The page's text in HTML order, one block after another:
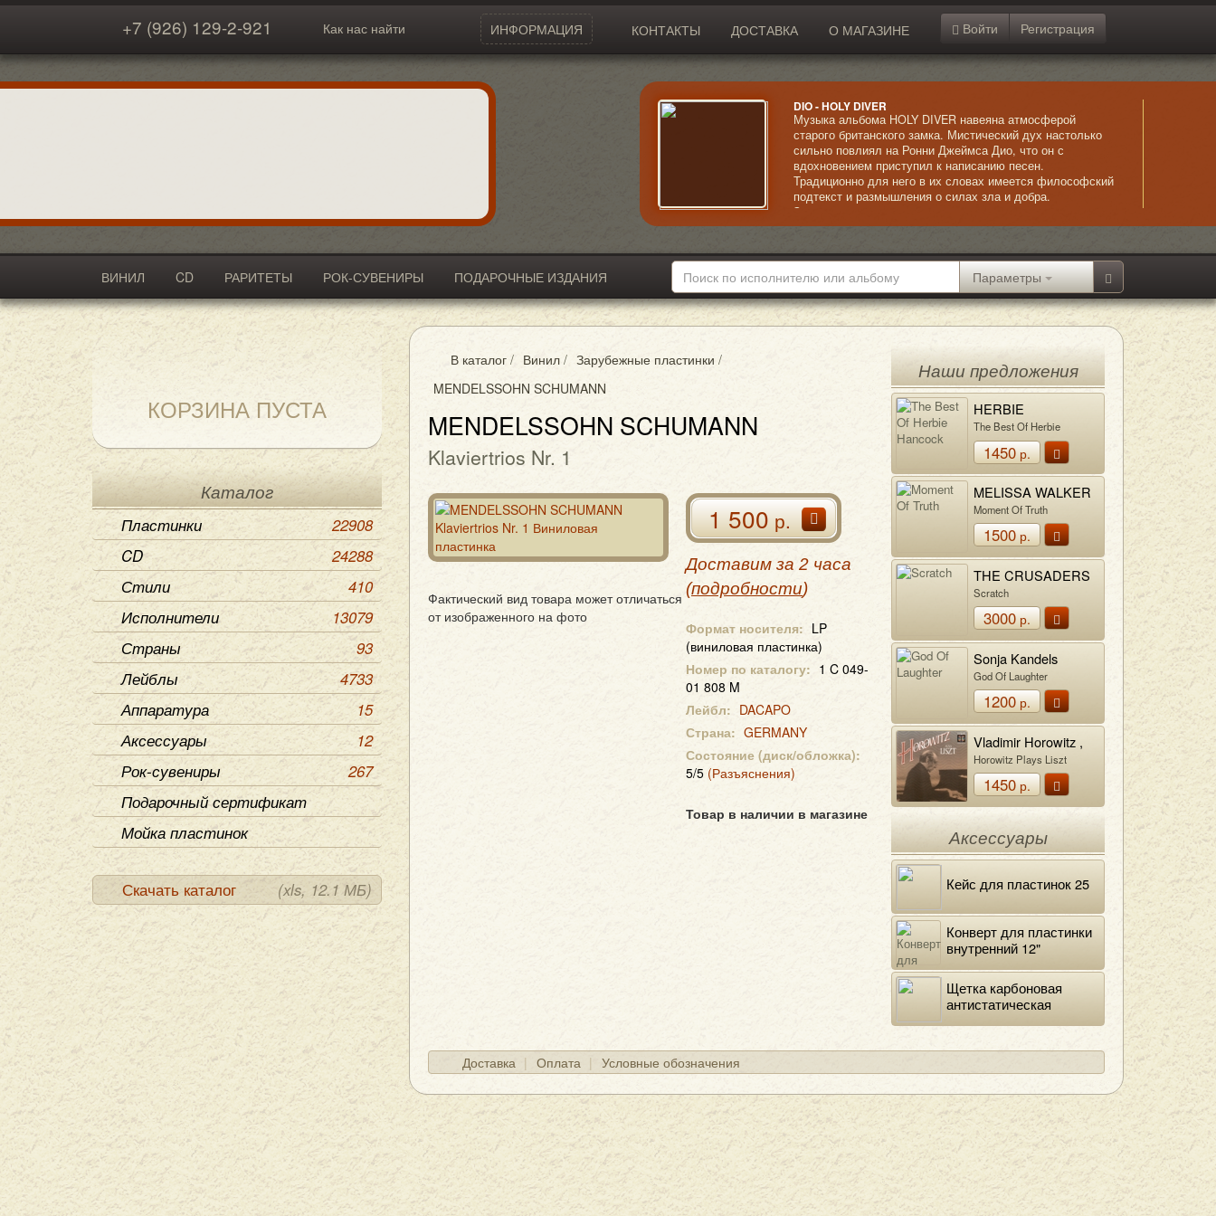
+7 (926) 129-2-921 Как нас найти ИНФОРМАЦИЯ КОНТАКТЫ ДОСТАВКА О МАГАЗИНЕ Войти Регистрация
DIO - HOLY DIVER
Музыка альбома HOLY DIVER навеяна атмосферой
старого британского замка. Мистический дух настолько
сильно повлиял на Ронни Джеймса Дио, что он с
вдохновением приступил к написанию песен.
Традиционно для него в их словах имеется философский
подтекст и размышления о силах зла и добра.
Загадочные вступления резко обрываются жестким
ритмом гитары и четким и мощным вокалом Дио. Альбом
продемонстрировав слушателем замечательное
сочетание мелодичности и жесткого металла.
ВИНИЛ CD РАРИТЕТЫ РОК-СУВЕНИРЫ
ПОДАРОЧНЫЕ ИЗДАНИЯ
АКСЕССУАРЫ
Параметры
КОРЗИНА ПУСТА
Каталог
Пластинки
22908
CD
24288
Стили
410
Исполнители
13079
Страны
93
Лейблы
4733
Аппаратура
15
Аксессуары
12
Рок-сувениры
267
Подарочный сертификат
Мойка пластинок
Скачать каталог (xls, 12.1 МБ)
В каталог / Винил / Зарубежные пластинки /
MENDELSSOHN SCHUMANN
MENDELSSOHN SCHUMANN
Klaviertrios Nr. 1
Фактический вид товара может отличаться
от изображенного на фото
1 500р.
Доставим за 2 часа
(подробности)
Формат носителя: LP
(виниловая пластинка)
Номер по каталогу: 1 C 049-
01 808 M
Лейбл: DACAPO
Страна: GERMANY
Состояние (диск/обложка):
5/5 (Разъяснения)
Товар в наличии в магазине
Наши предложения
HERBIE
HANCOCK
The Best Of Herbie
Hancock
1450р.
MELISSA WALKER
Moment Of Truth
1500р.
THE CRUSADERS
Scratch
3000р.
Sonja Kandels
God Of Laughter
1200р.
Vladimir Horowitz ,
Franz Liszt
Horowitz Plays Liszt
1450р.
Аксессуары
Кейс для пластинок 25
Конверт для пластинки
внутренний 12"
Щетка карбоновая
антистатическая
Доставка Оплата Условные обозначения